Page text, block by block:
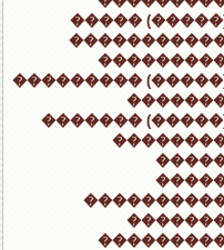
�����
���������
�������